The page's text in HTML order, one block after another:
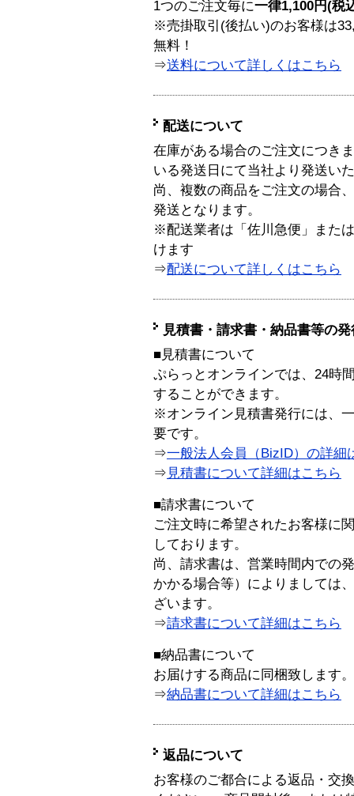
1つのご注文毎に一律1,100円(税
※売掛取引(後払い)のお客様は
無料！
⇒送料について詳しくはこちら
配送について
在庫がある場合のご注文につき
いる発送日にて当社より発送い
尚、複数の商品をご注文の場合
発送となります。
※配送業者は「佐川急便」また
けます
⇒配送について詳しくはこちら
見積書・請求書・納品書等の
■見積書について
ぷらっとオンラインでは、24時
することができます。
※オンライン見積書発行には、
要です。
⇒一般法人会員（BizID）の詳細
⇒ 見積書について詳細はこちら
■請求書について
ご注文時に希望されたお客様に
しております。
尚、請求書は、営業時間内での
かかる場合等）によりましては
ざいます。
⇒請求書について詳細はこちら
■納品書について
お届けする商品に同梱致します。
⇒納品書について詳細はこちら
返品について
お客様のご都合による返品・交